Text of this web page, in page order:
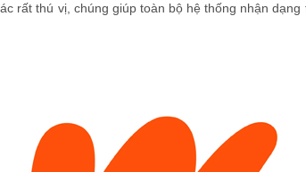
rất thú vị, chúng giúp toàn bộ hệ thống nhận